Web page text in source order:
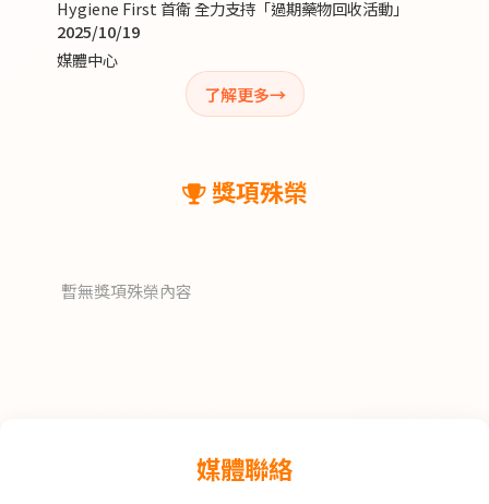
Hygiene First 首衛 全力支持「過期藥物回收活動」
2025/10/19
媒體中心
了解更多
獎項殊榮
暫無獎項殊榮內容
媒體聯絡